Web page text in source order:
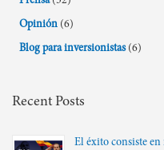
Opinión (6)
Blog para inversionistas (6)
Recent Posts
El éxito consiste en